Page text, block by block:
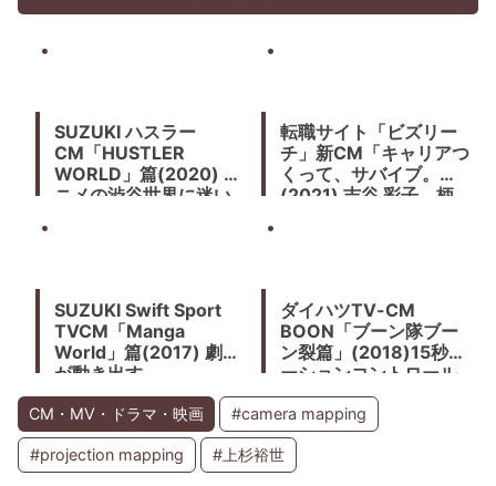
SUZUKI ハスラー
CM「HUSTLER
WORLD」篇(2020) ア
ニメの渋谷世界に迷い
転職サイト「ビズリー
チ」新CM「キャリアつ
くって、サバイブ。」
(2021) 吉谷 彩子、柄
SUZUKI Swift Sport
TVCM「Manga
World」篇(2017) 劇画
が動き出す
ダイハツTV-CM
BOON「ブーン隊ブー
ン裂篇」(2018)15秒モ
ーションコントロール
カメラで土屋太鳳分
裂！
CM・MV・ドラマ・映画 #camera mapping
#projection mapping #上杉裕世